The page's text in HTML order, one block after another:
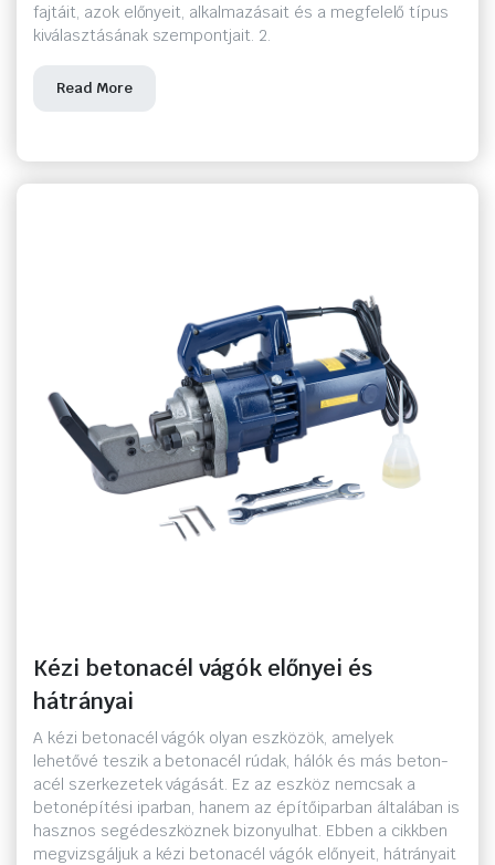
fajtáit, azok előnyeit, alkalmazásait és a megfelelő típus
kiválasztásának szempontjait. 2.
Read More
Kézi betonacél vágók előnyei és
hátrányai
A kézi betonacél vágók olyan eszközök, amelyek
lehetővé teszik a betonacél rúdak, hálók és más beton-
acél szerkezetek vágását. Ez az eszköz nemcsak a
betonépítési iparban, hanem az építőiparban általában is
hasznos segédeszköznek bizonyulhat. Ebben a cikkben
megvizsgáljuk a kézi betonacél vágók előnyeit, hátrányait